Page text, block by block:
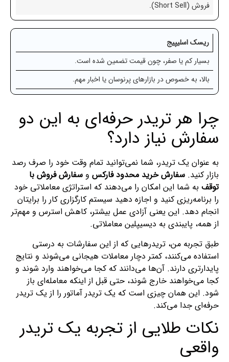
فروش (Short Sell).
ریسک اسلیپیج
بسیار کم یا صفر، چون قیمت تضمین شده است.
بالا، به خصوص در بازارهای پرنوسان یا اخبار مهم.
چرا هر تریدر حرفه‌ای به این دو
سفارش نیاز دارد؟
به عنوان یک تریدر، شما نمی‌توانید تمام وقت خود را صرف رصد
بازار کنید. سفارش خرید محدود فارکس و سفارش فروش با
توقف به شما این امکان را می‌دهند که استراتژی معاملاتی خود
را برنامه‌ریزی کنید و اجازه دهید سیستم کارگزاری کار را برایتان
انجام دهد. این یعنی آزادی عمل بیشتر، کاهش استرس و مهم‌تر
از همه، پایبندی به دیسیپلین معاملاتی.
طبق تجربه من، تریدرهایی که از این سفارشات به درستی
استفاده می‌کنند، کمتر دچار معاملات هیجانی می‌شوند و نتایج
پایدارتری دارند. آن‌ها می‌دانند که کجا می‌خواهند وارد شوند و
کجا می‌خواهند خارج شوند، حتی قبل از اینکه معامله‌ای باز
شود. این همان چیزی است که یک تریدر آماتور را از یک تریدر
حرفه‌ای جدا می‌کند.
نکات طلایی از تجربه یک تریدر
واقعی